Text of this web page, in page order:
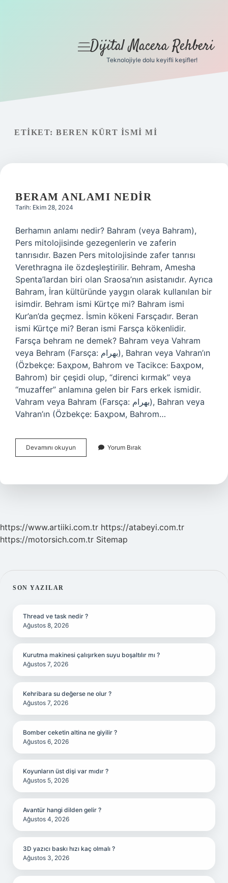
Gizlilik Politikası
menüyü
Dijital Macera Rehberi
Teknolojiyle dolu keyifli keşifler!
ETIKET: BEREN KÜRT ISMI MI
BERAM ANLAMI NEDIR
Tarih: Ekim 28, 2024
Berhamın anlamı nedir? Bahram (veya Bahram),
Pers mitolojisinde gezegenlerin ve zaferin
tanrısıdır. Bazen Pers mitolojisinde zafer tanrısı
Verethragna ile özdeşleştirilir. Behram, Amesha
Spenta’lardan biri olan Sraosa’nın asistanıdır. Ayrıca
Bahram, İran kültüründe yaygın olarak kullanılan bir
isimdir. Behram ismi Kürtçe mi? Bahram ismi
Kur’an’da geçmez. İsmin kökeni Farsçadır. Beran
ismi Kürtçe mi? Beran ismi Farsça kökenlidir.
Farsça behram ne demek? Bahram veya Vahram
veya Behram (Farsça: بهرام), Bahran veya Vahran’ın
(Özbekçe: Баҳром, Bahrom ve Tacikce: Баҳром,
Bahrom) bir çeşidi olup, “direnci kırmak” veya
“muzaffer” anlamına gelen bir Fars erkek ismidir.
Vahram veya Bahram (Farsça: بهرام), Bahran veya
Vahran’ın (Özbekçe: Баҳром, Bahrom…
Devamını okuyun
Anlamı
Yorum Bırak
https://www.artiiki.com.tr https://atabeyi.com.tr
https://motorsich.com.tr Sitemap
SIDEBAR
SON YAZILAR
Thread ve task nedir ?
Ağustos 8, 2026
Kurutma makinesi çalışırken suyu boşaltılır mı ?
Ağustos 7, 2026
Kehribara su değerse ne olur ?
Ağustos 7, 2026
Bomber ceketin altina ne giyilir ?
Ağustos 6, 2026
Koyunların üst dişi var mıdır ?
Ağustos 5, 2026
Avantür hangi dilden gelir ?
Ağustos 4, 2026
3D yazıcı baskı hızı kaç olmalı ?
Ağustos 3, 2026